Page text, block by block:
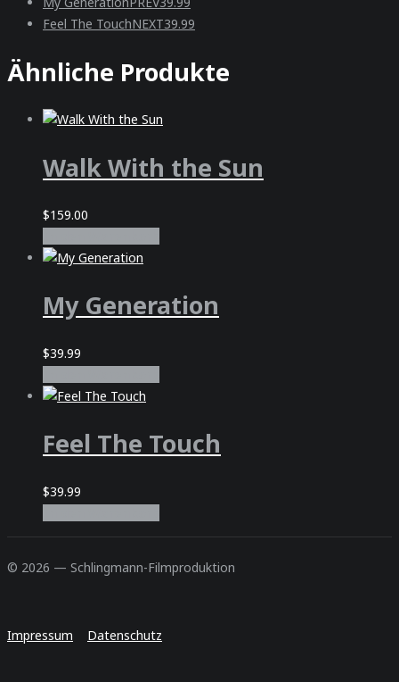
Feel The TouchNEXT39.99
Ähnliche Produkte
Walk With the Sun
$159.00
My Generation
$39.99
Feel The Touch
$39.99
© 2026 — Schlingmann-Filmproduktion
Impressum Datenschutz